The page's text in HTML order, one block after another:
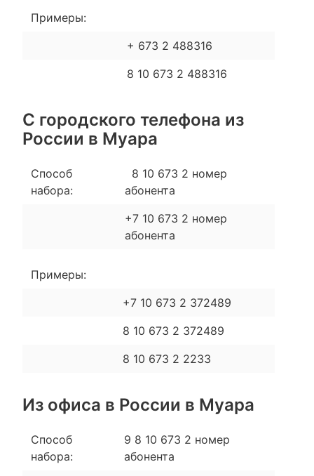
Примеры:
+ 673 2 488316
8 10 673 2 488316
С городского телефона из
России в Муара
Способ
набора:
8 10 673 2 номер
абонента
+7 10 673 2 номер
абонента
Примеры:
+7 10 673 2 372489
8 10 673 2 372489
8 10 673 2 2233
Из офиса в России в Муара
Способ
набора:
9 8 10 673 2 номер
абонента